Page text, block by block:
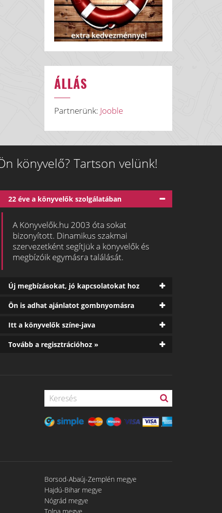
ÁLLÁS
Partnerünk: Jooble
könyvelő? Tartson velünk!
22 éve a könyvelők szolgálatában
A Könyvelők.hu 2003 óta sokat
bizonyított. Dinamikus szakmai
szervezetként segítjük a könyvelők és
megbízóik egymásra találását.
Új megbízásokat, jó kapcsolatokat hoz
Ön is adhat ajánlatot gombnyomásra
Itt a könyvelők színe-java
Tovább a regisztrációhoz »
Borsod-Abaúj-Zemplén megye
Hajdú-Bihar megye
Nógrád megye